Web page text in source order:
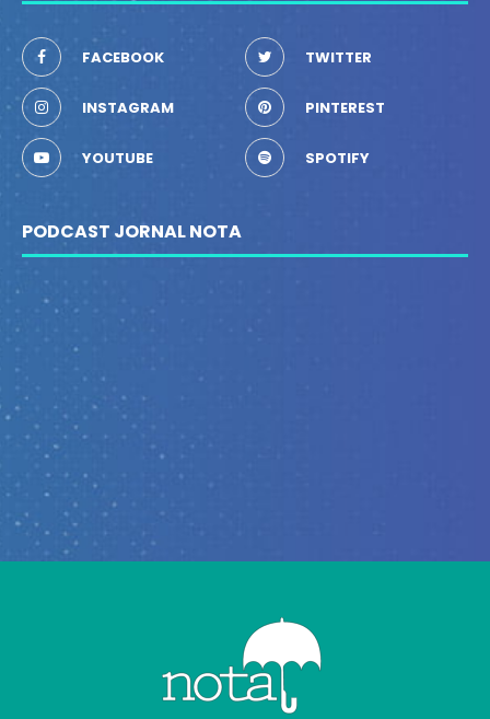
FACEBOOK TWITTER
INSTAGRAM PINTEREST
YOUTUBE SPOTIFY
PODCAST JORNAL NOTA